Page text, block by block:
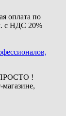
оплата по
с НДС 20%
!